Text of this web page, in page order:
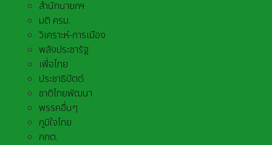
สำนักนายกฯ
มติ ครม.
วิเคราะห์-การเมือง
พลังประชารัฐ
เพื่อไทย
ประชาธิปัตต์
ชาติไทยพัฒนา
พรรคอื่นๆ
ภูมิใจไทย
กกต.